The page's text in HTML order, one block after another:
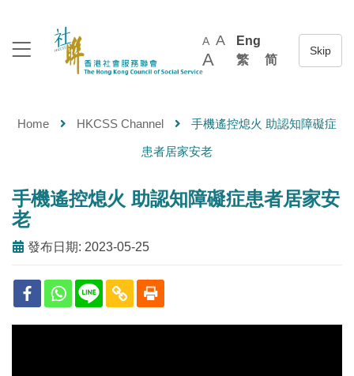
A A
A
Eng
繁
简
Home HKCSS Channel 手機遙控熄火 助認知障礙症
患者居家安老
手機遙控熄火 助認知障礙症患者居家安
老
發布日期: 2023-05-25